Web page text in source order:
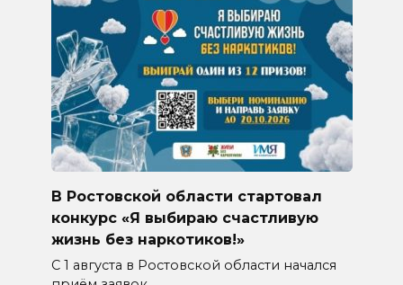
В Ростовской области стартовал
конкурс «Я выбираю счастливую
жизнь без наркотиков!»
С 1 августа в Ростовской области начался